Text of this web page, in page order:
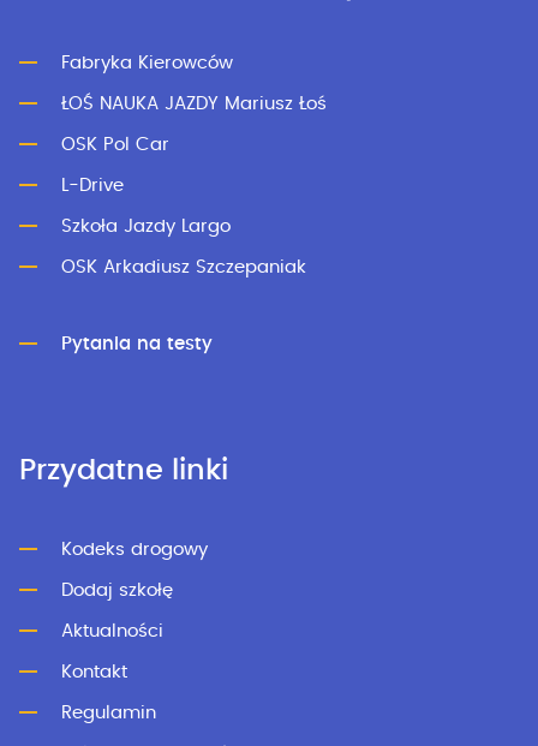
Fabryka Kierowców
ŁOŚ NAUKA JAZDY Mariusz Łoś
OSK Pol Car
L-Drive
Szkoła Jazdy Largo
OSK Arkadiusz Szczepaniak
Pytania na testy
Przydatne linki
Kodeks drogowy
Dodaj szkołę
Aktualności
Kontakt
Regulamin